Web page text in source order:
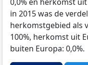
in 2015 was de
herkomstgebied als
100%, herkomst uit
buiten Europa: 0,0%.